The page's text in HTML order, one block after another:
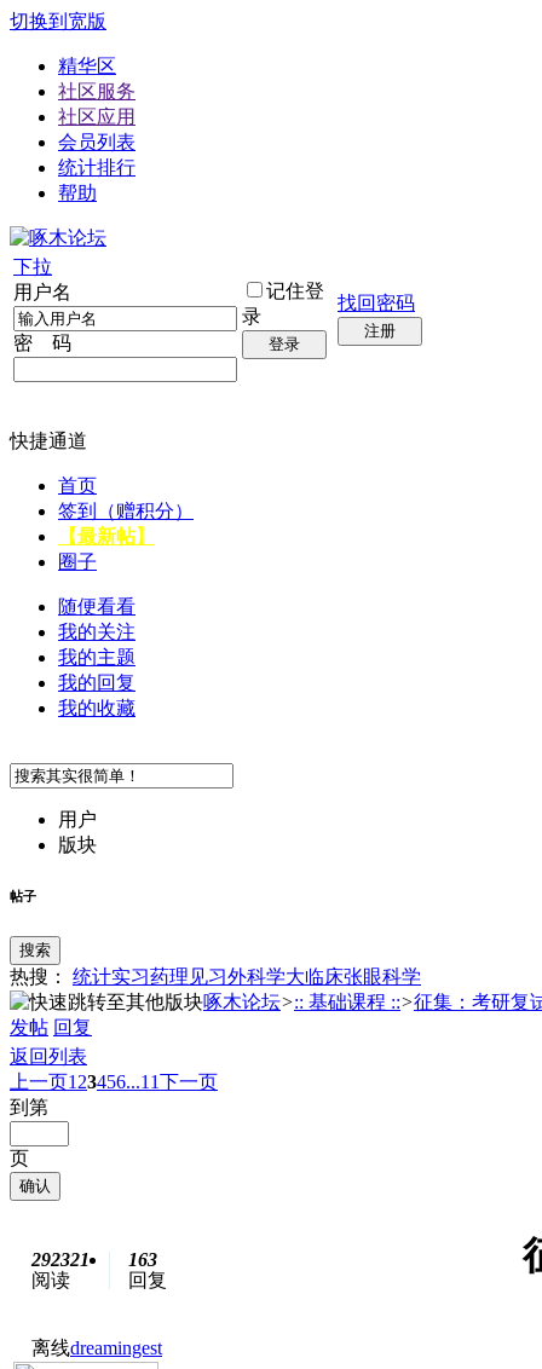
切换到宽版
精华区
社区服务
社区应用
会员列表
统计排行
帮助
下拉
用户名
密 码
记住登
录
登录
找回密码
注册
快捷通道
首页
签到（赠积分）
【最新帖】
圈子
随便看看
我的关注
我的主题
我的回复
我的收藏
用户
版块
帖子
搜索
热搜： 统计实习药理 见习外科学大临床张眼科学
啄木论坛>:: 基础课程 ::>征集：考研复
发帖 回复
返回列表
上一页1 23456...11下一页
到第
页
确认
292321
阅读
163
回复
离线dreamingest